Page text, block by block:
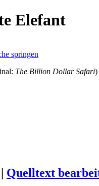
Elefant
springen
The Billion Dollar Safari)
| Quelltext